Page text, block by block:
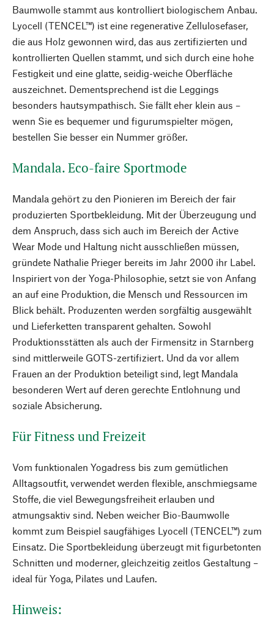
Baumwolle stammt aus kontrolliert biologischem Anbau.
Lyocell (TENCEL™) ist eine regenerative Zellulosefaser,
die aus Holz gewonnen wird, das aus zertifizierten und
kontrollierten Quellen stammt, und sich durch eine hohe
Festigkeit und eine glatte, seidig-weiche Oberfläche
auszeichnet. Dementsprechend ist die Leggings
besonders hautsympathisch. Sie fällt eher klein aus –
wenn Sie es bequemer und figurumspielter mögen,
bestellen Sie besser ein Nummer größer.
Mandala. Eco-faire Sportmode
Mandala gehört zu den Pionieren im Bereich der fair
produzierten Sportbekleidung. Mit der Überzeugung und
dem Anspruch, dass sich auch im Bereich der Active
Wear Mode und Haltung nicht ausschließen müssen,
gründete Nathalie Prieger bereits im Jahr 2000 ihr Label.
Inspiriert von der Yoga-Philosophie, setzt sie von Anfang
an auf eine Produktion, die Mensch und Ressourcen im
Blick behält. Produzenten werden sorgfältig ausgewählt
und Lieferketten transparent gehalten. Sowohl
Produktionsstätten als auch der Firmensitz in Starnberg
sind mittlerweile GOTS-zertifiziert. Und da vor allem
Frauen an der Produktion beteiligt sind, legt Mandala
besonderen Wert auf deren gerechte Entlohnung und
soziale Absicherung.
Für Fitness und Freizeit
Vom funktionalen Yogadress bis zum gemütlichen
Alltagsoutfit, verwendet werden flexible, anschmiegsame
Stoffe, die viel Bewegungsfreiheit erlauben und
atmungsaktiv sind. Neben weicher Bio-Baumwolle
kommt zum Beispiel saugfähiges Lyocell (TENCEL™) zum
Einsatz. Die Sportbekleidung überzeugt mit figurbetonten
Schnitten und moderner, gleichzeitig zeitlos Gestaltung –
ideal für Yoga, Pilates und Laufen.
Hinweis: